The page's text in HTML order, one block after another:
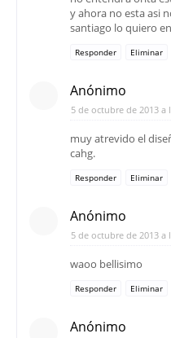
y ahora no esta asi
santiago lo quiero
Responder Eliminar
Anónimo
5 de octubre de 2013 a
muy atrevido el
cahg.
Responder Eliminar
Anónimo
5 de octubre de 2013 a
waoo bellisimo
Responder Eliminar
Anónimo